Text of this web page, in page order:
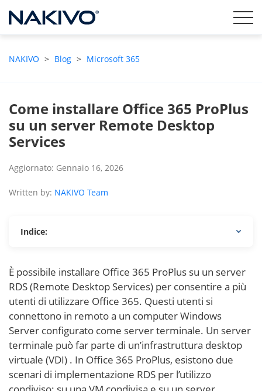
NAKIVO > Blog > Microsoft 365
Come installare Office 365 ProPlus
su un server Remote Desktop
Services
Aggiornato: Gennaio 16, 2026
Written by: NAKIVO Team
Indice:
È possibile installare Office 365 ProPlus su un server
RDS (Remote Desktop Services) per consentire a più
utenti di utilizzare Office 365. Questi utenti si
connettono in remoto a un computer Windows
Server configurato come server terminale. Un server
terminale può far parte di un’infrastruttura desktop
virtuale (VDI) . In Office 365 ProPlus, esistono due
scenari di implementazione RDS per l’utilizzo